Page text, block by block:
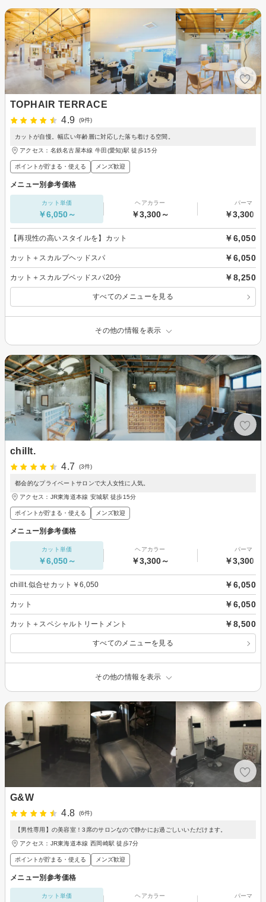
TOPHAIR TERRACE
4.9
(9件)
カットが自慢。幅広い年齢層に対応した落ち着ける空間。
アクセス：名鉄名古屋本線 牛田(愛知)駅 徒歩15分
ポイントが貯まる・使える メンズ歓迎
メニュー別参考価格
カット単価
￥6,050～
ヘアカラー
￥3,300～
パーマ
￥3,300～
【再現性の高いスタイルを】カット ￥6,050
カット＋スカルプヘッドスパ ￥6,050
カット＋スカルプベッドスパ20分 ￥8,250
すべてのメニューを見る
その他の情報を表示
chillt.
4.7
(3件)
都会的なプライベートサロンで大人女性に人気。
アクセス：JR東海道本線 安城駅 徒歩15分
ポイントが貯まる・使える メンズ歓迎
メニュー別参考価格
カット単価
￥6,050～
ヘアカラー
￥3,300～
パーマ
￥3,300～
chillt.似合せカット￥6,050 ￥6,050
カット ￥6,050
カット＋スペシャルトリートメント ￥8,500
すべてのメニューを見る
その他の情報を表示
G&W
4.8
(6件)
【男性専用】の美容室！3席のサロンなので静かにお過ごしいいただけます。
アクセス：JR東海道本線 西岡崎駅 徒歩7分
ポイントが貯まる・使える メンズ歓迎
メニュー別参考価格
カット単価 ヘアカラー パーマ